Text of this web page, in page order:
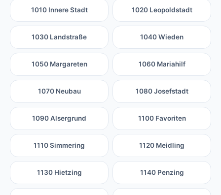
1010 Innere Stadt 1020 Leopoldstadt
1030 Landstraße 1040 Wieden
1050 Margareten 1060 Mariahilf
1070 Neubau 1080 Josefstadt
1090 Alsergrund 1100 Favoriten
1110 Simmering 1120 Meidling
1130 Hietzing 1140 Penzing